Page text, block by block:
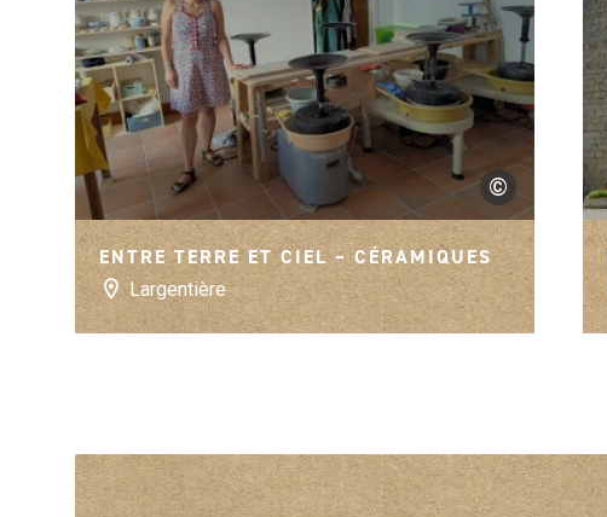
©
Entre terre et Ciel
ENTRE TERRE ET CIEL – CÉRAMIQUES
Largentière